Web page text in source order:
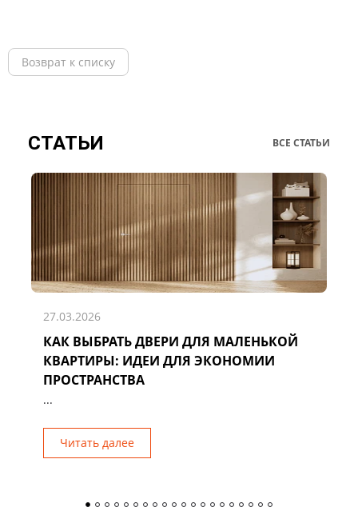
Возврат к списку
СТАТЬИ ВСЕ СТАТЬИ
27.03.2026
КАК ВЫБРАТЬ ДВЕРИ ДЛЯ МАЛЕНЬКОЙ
КВАРТИРЫ: ИДЕИ ДЛЯ ЭКОНОМИИ
ПРОСТРАНСТВА
...
Читать далее